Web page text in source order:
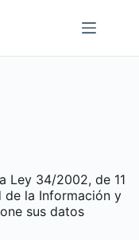
Ley 34/2002, de 11
de la Información y
sus datos